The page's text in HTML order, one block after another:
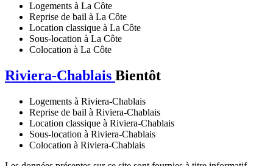
Logements à La Côte
Reprise de bail à La Côte
Location classique à La Côte
Sous-location à La Côte
Colocation à La Côte
Riviera-Chablais Bientôt
Logements à Riviera-Chablais
Reprise de bail à Riviera-Chablais
Location classique à Riviera-Chablais
Sous-location à Riviera-Chablais
Colocation à Riviera-Chablais